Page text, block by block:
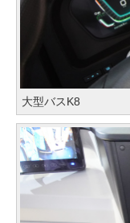
大型バスK8